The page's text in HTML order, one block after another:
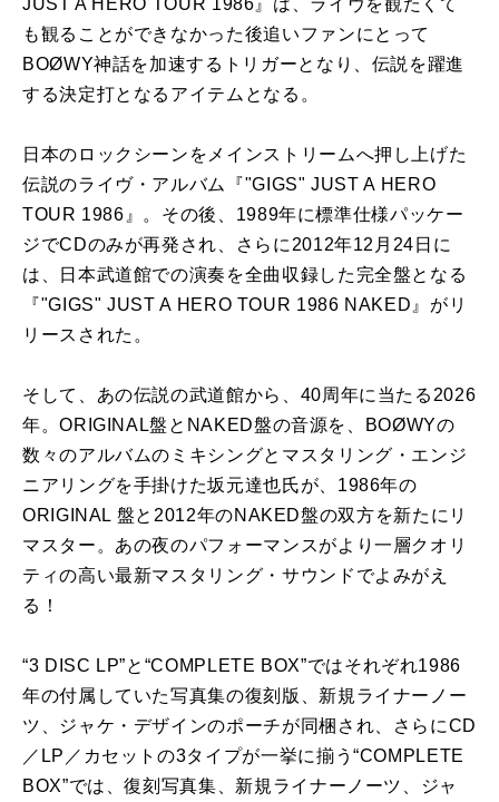
JUST A HERO TOUR 1986』は、ライヴを観たくて
も観ることができなかった後追いファンにとって
BOØWY神話を加速するトリガーとなり、伝説を躍進
する決定打となるアイテムとなる。
日本のロックシーンをメインストリームへ押し上げた
伝説のライヴ・アルバム『"GIGS" JUST A HERO
TOUR 1986』。その後、1989年に標準仕様パッケー
ジでCDのみが再発され、さらに2012年12月24日に
は、日本武道館での演奏を全曲収録した完全盤となる
『"GIGS" JUST A HERO TOUR 1986 NAKED』がリ
リースされた。
そして、あの伝説の武道館から、40周年に当たる2026
年。ORIGINAL盤とNAKED盤の音源を、BOØWYの
数々のアルバムのミキシングとマスタリング・エンジ
ニアリングを手掛けた坂元達也氏が、1986年の
ORIGINAL 盤と2012年のNAKED盤の双方を新たにリ
マスター。あの夜のパフォーマンスがより一層クオリ
ティの高い最新マスタリング・サウンドでよみがえ
る！
“3 DISC LP”と“COMPLETE BOX”ではそれぞれ1986
年の付属していた写真集の復刻版、新規ライナーノー
ツ、ジャケ・デザインのポーチが同梱され、さらにCD
／LP／カセットの3タイプが一挙に揃う“COMPLETE
BOX”では、復刻写真集、新規ライナーノーツ、ジャ